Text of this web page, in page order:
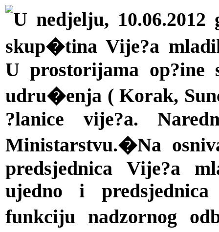
U nedjelju,
skup�tina Vije?a
U prostorijama
udru�enja ( Korak,
?lanice vije?a.
Ministarstvu.�Na
predsjednica Vije?a
ujedno i
funkciju nadzornog